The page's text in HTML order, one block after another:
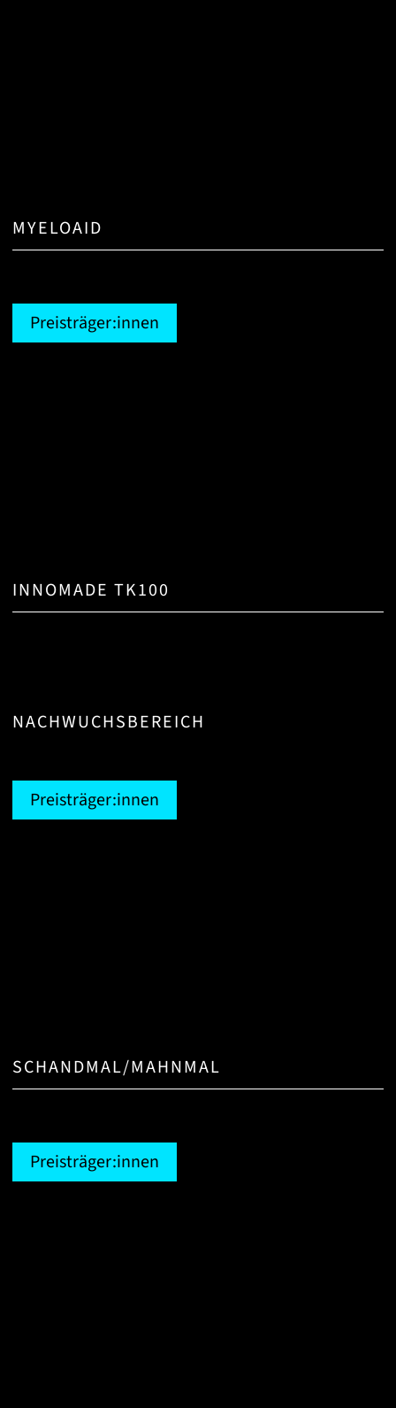
MYELOAID
Preisträger:innen
INNOMADE TK100
NACHWUCHSBEREICH
Preisträger:innen
SCHANDMAL/MAHNMAL
Preisträger:innen